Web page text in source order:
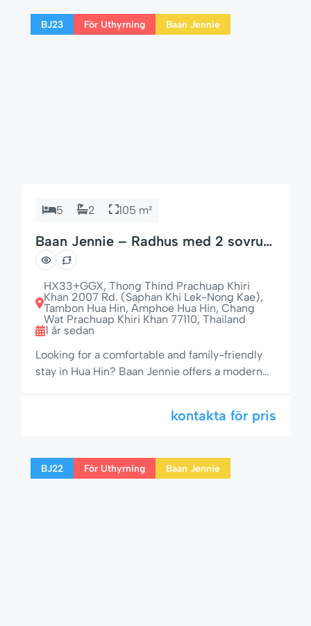
family-friendly place to stay. […]
BJ23 För Uthyrning Baan Jennie
5 2 105 m²
Baan Jennie – Radhus med 2 sovrum
att hyra i Hua Hin
HX33+GGX, Thong Thind Prachuap Khiri
Khan 2007 Rd. (Saphan Khi Lek-Nong Kae),
Tambon Hua Hin, Amphoe Hua Hin, Chang
Wat Prachuap Khiri Khan 77110, Thailand
1 år sedan
Looking for a comfortable and family-friendly
stay in Hua Hin? Baan Jennie offers a modern
up to 5 guests, a fully equipped kitchen, A/C
for families, couples, or small groups who want
[…]
kontakta för pris
BJ22 För Uthyrning Baan Jennie